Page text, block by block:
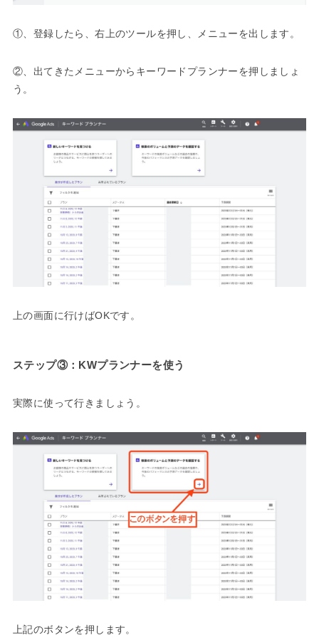
①、登録したら、右上のツールを押し、メニューを出します。
②、出てきたメニューからキーワードプランナーを押しましょ
う。
上の画面に行けばOKです。
ステップ③：KWプランナーを使う
実際に使って行きましょう。
上記のボタンを押します。